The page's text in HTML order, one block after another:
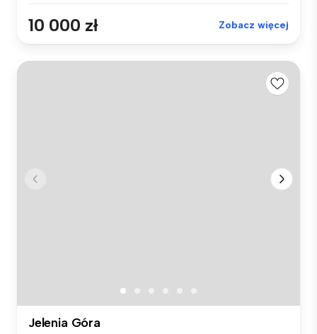
10 000 zł Zobacz więcej
Jelenia Góra